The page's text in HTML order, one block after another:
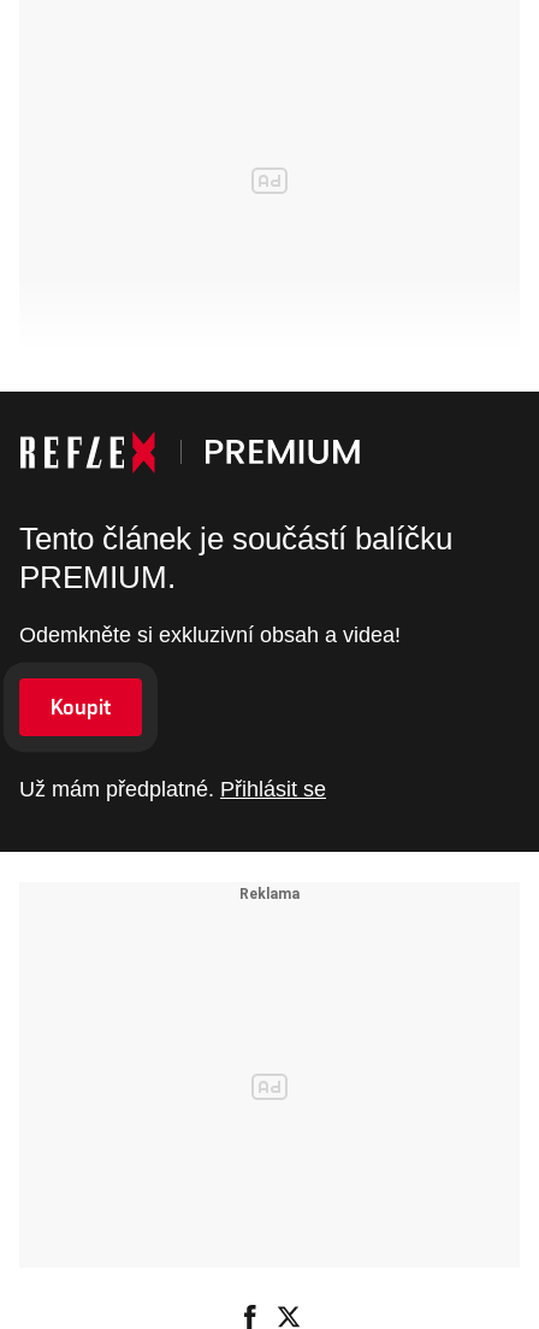
Tento článek je součástí balíčku
PREMIUM.
Odemkněte si exkluzivní obsah a videa!
Koupit
Už mám předplatné. Přihlásit se